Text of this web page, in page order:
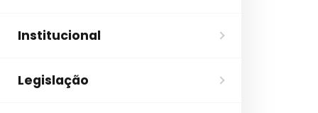
Institucional
Legislação